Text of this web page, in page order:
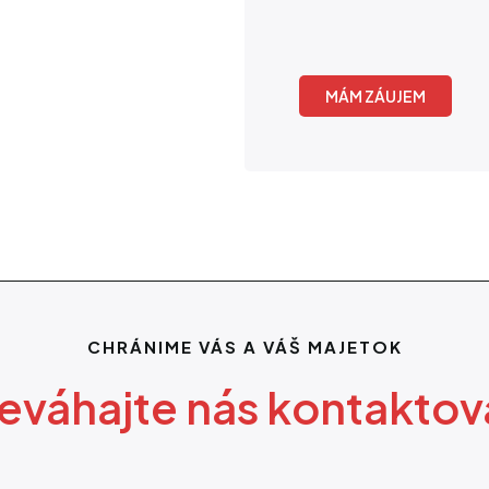
MÁM ZÁUJEM
CHRÁNIME VÁS A VÁŠ MAJETOK
nás